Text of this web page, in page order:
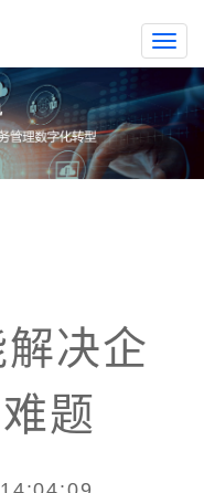
决企
题